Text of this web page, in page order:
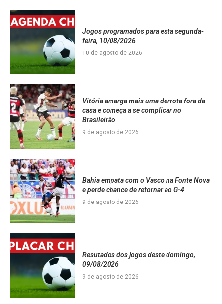
Jogos programados para esta segunda-
feira, 10/08/2026
10 de agosto de 2026
Vitória amarga mais uma derrota fora da
casa e começa a se complicar no
Brasileirão
9 de agosto de 2026
Bahia empata com o Vasco na Fonte Nova
e perde chance de retornar ao G-4
9 de agosto de 2026
Resutados dos jogos deste domingo,
09/08/2026
9 de agosto de 2026